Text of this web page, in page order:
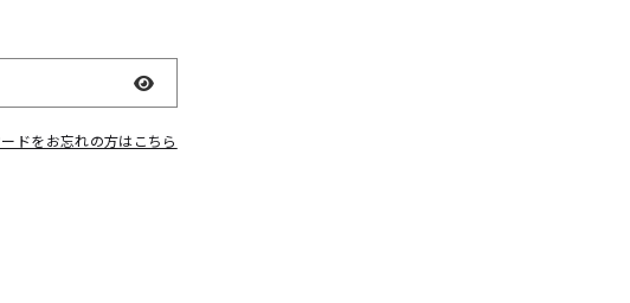
表示
ドをお忘れの方はこちら